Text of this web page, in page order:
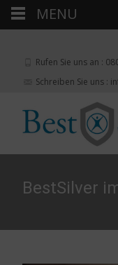
Rufen Sie uns an :
Schreiben Sie uns :
BestSilver
MENU